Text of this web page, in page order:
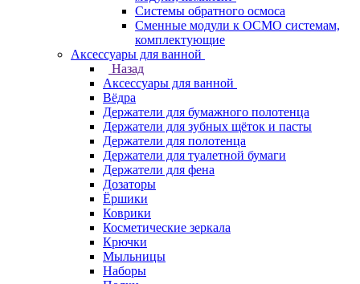
Системы обратного осмоса
Сменные модули к ОСМО системам,
комплектующие
Аксессуары для ванной
Назад
Аксессуары для ванной
Вёдра
Держатели для бумажного полотенца
Держатели для зубных щёток и пасты
Держатели для полотенца
Держатели для туалетной бумаги
Держатели для фена
Дозаторы
Ёршики
Коврики
Косметические зеркала
Крючки
Мыльницы
Наборы